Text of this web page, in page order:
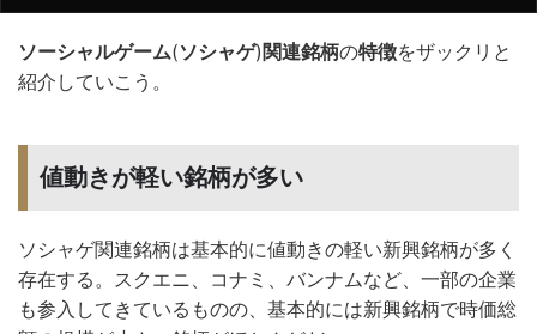
ソーシャルゲーム(ソシャゲ) 関連銘柄の特徴をザックリと
紹介していこう。
値動きが軽い銘柄が多い
ソシャゲ関連銘柄は基本的に値動きの軽い新興銘柄が多く
存在する。スクエニ、コナミ、バンナムなど、一部の企業
も参入してきているものの、基本的には新興銘柄で時価総